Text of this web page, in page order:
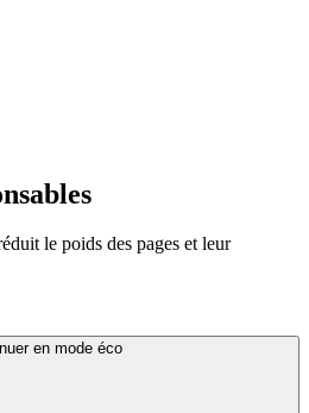
le poids des pages et leur
en mode éco